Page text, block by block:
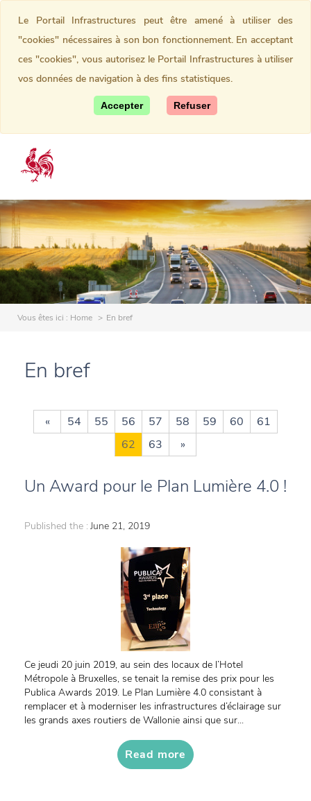
Vous êtes ici : Home En bref
En bref
« 54 55 56 57 58 59 60
61
62
63 »
Un Award pour le Plan Lumière 4.0 !
Published the : June 21, 2019
Ce jeudi 20 juin 2019, au sein des locaux de l’Hotel
Métropole à Bruxelles, se tenait la remise des prix pour les
Publica Awards 2019. Le Plan Lumière 4.0 consistant à
remplacer et à moderniser les infrastructures d’éclairage sur
les grands axes routiers de Wallonie ainsi que sur...
Read more
Le Portail Infrastructures peut être amené à utiliser des
"cookies" nécessaires à son bon fonctionnement. En acceptant
ces "cookies", vous autorisez le Portail Infrastructures à utiliser
vos données de navigation à des fins statistiques.
Accepter Refuser